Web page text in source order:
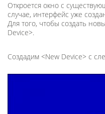
Откроется окно с
случае, интерфейс уже
Для того, чтобы создать
Device>.
Создадим <New Device> с